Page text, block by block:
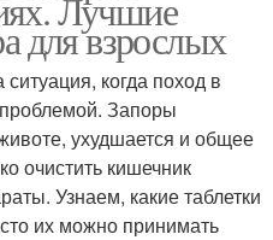
для взрослых
когда поход в
Запоры
ухудшается и общее
очистить кишечник
Узнаем, какие таблетки
их можно принимать